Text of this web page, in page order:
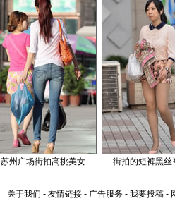
苏州广场街拍高挑美女 街拍的短裤黑丝
关于我们 - 友情链接 - 广告服务 - 我要投稿 -